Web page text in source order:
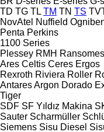
TD TG TL TM TN TS
NovAtel Nuffield
Penta Perkins
1100 Series
Plessey RMH Ransomes
Ares Celtis Ceres Ergos
Rexroth Riviera Roller
AntaresArgon Dorado
Tiger
SDF SF Yıldız Makina
Sauter Scharmüller
Siemens Sisu Diesel